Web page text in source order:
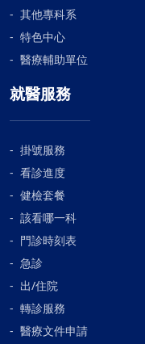
其他專科系
特色中心
醫療輔助單位
就醫服務
掛號服務
看診進度
健檢套餐
該看哪一科
門診時刻表
急診
出/住院
轉診服務
醫療文件申請